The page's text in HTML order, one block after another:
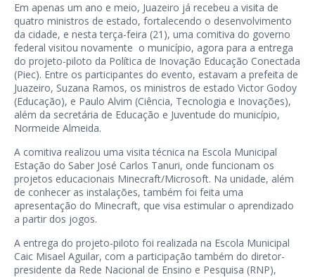
Em apenas um ano e meio, Juazeiro já recebeu a visita de
quatro ministros de estado, fortalecendo o desenvolvimento
da cidade, e nesta terça-feira (21), uma comitiva do governo
federal visitou novamente o município, agora para a entrega
do projeto-piloto da Política de Inovação Educação Conectada
(Piec). Entre os participantes do evento, estavam a prefeita de
Juazeiro, Suzana Ramos, os ministros de estado Victor Godoy
(Educação), e Paulo Alvim (Ciência, Tecnologia e Inovações),
além da secretária de Educação e Juventude do município,
Normeide Almeida.
A comitiva realizou uma visita técnica na Escola Municipal
Estação do Saber José Carlos Tanuri, onde funcionam os
projetos educacionais Minecraft/Microsoft. Na unidade, além
de conhecer as instalações, também foi feita uma
apresentação do Minecraft, que visa estimular o aprendizado
a partir dos jogos.
A entrega do projeto-piloto foi realizada na Escola Municipal
Caic Misael Aguilar, com a participação também do diretor-
presidente da Rede Nacional de Ensino e Pesquisa (RNP),